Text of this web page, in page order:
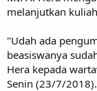
melanjutkan
"Udah ada
beasiswanya
Hera kepada
Senin (23/7/2018).